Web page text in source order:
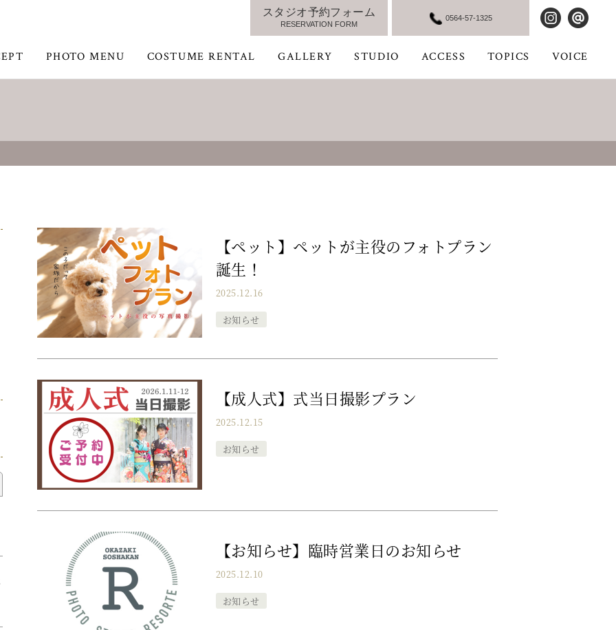
PHOTO MENU COSTUME RENTAL GALLERY STUDIO ACCESS TOPICS VOICE
スタジオ予約フォーム
RESERVATION FORM
0564-57-1325
【ペット】ペットが主役のフォトプラン
誕生！
2025.12.16
お知らせ
【成人式】式当日撮影プラン
2025.12.15
お知らせ
【お知らせ】臨時営業日のお知らせ
2025.12.10
お知らせ